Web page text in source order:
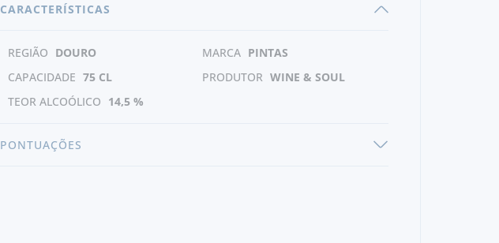
CARACTERÍSTICAS
REGIÃO DOURO MARCA PINTAS
CAPACIDADE 75 CL PRODUTOR WINE & SOUL
TEOR ALCOÓLICO 14,5 %
PONTUAÇÕES